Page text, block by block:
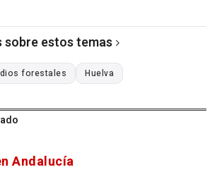
sobre estos temas
forestales Huelva
Andalucía